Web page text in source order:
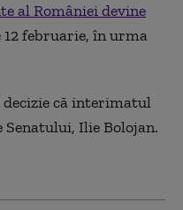
al României devine
12 februarie, în urma
că interimatul
Ilie Bolojan.